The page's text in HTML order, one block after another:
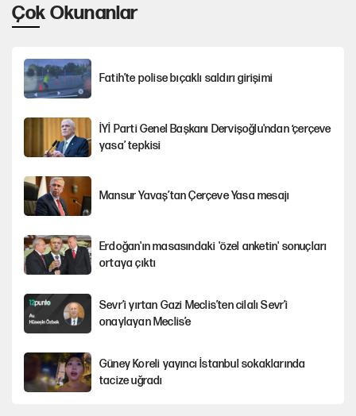
Çok Okunanlar
Fatih’te polise bıçaklı saldırı girişimi
İYİ Parti Genel Başkanı Dervişoğlu'ndan ‘çerçeve
yasa’ tepkisi
Mansur Yavaş’tan Çerçeve Yasa mesajı
Erdoğan'ın masasındaki 'özel anketin' sonuçları
ortaya çıktı
Sevr’i yırtan Gazi Meclis’ten cilalı Sevr’i
onaylayan Meclis’e
Güney Koreli yayıncı İstanbul sokaklarında
tacize uğradı